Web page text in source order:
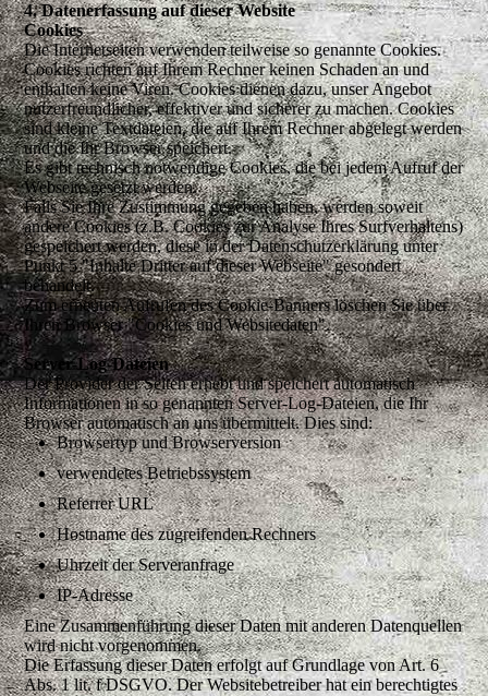
4. Datenerfassung auf dieser Website
Cookies
Die Internetseiten verwenden teilweise so genannte Cookies.
Cookies richten auf Ihrem Rechner keinen Schaden an und
enthalten keine Viren. Cookies dienen dazu, unser Angebot
nutzerfreundlicher, effektiver und sicherer zu machen. Cookies
sind kleine Textdateien, die auf Ihrem Rechner abgelegt werden
und die Ihr Browser speichert.
Es gibt technisch notwendige Cookies, die bei jedem Aufruf der
Webseite gesetzt werden.
Falls Sie Ihre Zustimmung gegeben haben, werden soweit
andere Cookies (z.B. Cookies zur Analyse Ihres Surfverhaltens)
gespeichert werden, diese in der Datenschutzerklärung unter
Punkt 5 "Inhalte Dritter auf dieser Webseite" gesondert
behandelt.
Zum erneuten Aufrufen des Cookie-Banners löschen Sie über
Ihren Browser "Cookies und Websitedaten".
Server-Log-Dateien
Der Provider der Seiten erhebt und speichert automatisch
Informationen in so genannten Server-Log-Dateien, die Ihr
Browser automatisch an uns übermittelt. Dies sind:
Browsertyp und Browserversion
verwendetes Betriebssystem
Referrer URL
Hostname des zugreifenden Rechners
Uhrzeit der Serveranfrage
IP-Adresse
Eine Zusammenführung dieser Daten mit anderen Datenquellen
wird nicht vorgenommen.
Die Erfassung dieser Daten erfolgt auf Grundlage von Art. 6
Abs. 1 lit. f DSGVO. Der Websitebetreiber hat ein berechtigtes